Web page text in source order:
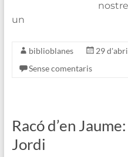
un
biblioblanes 29
Sense comentaris
Racó d’en
Jordi